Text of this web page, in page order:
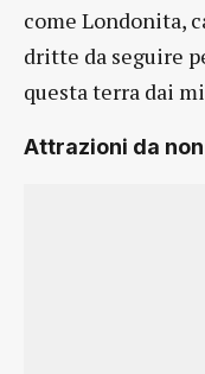
come Londonita,
dritte da seguire
questa terra dai
Attrazioni da